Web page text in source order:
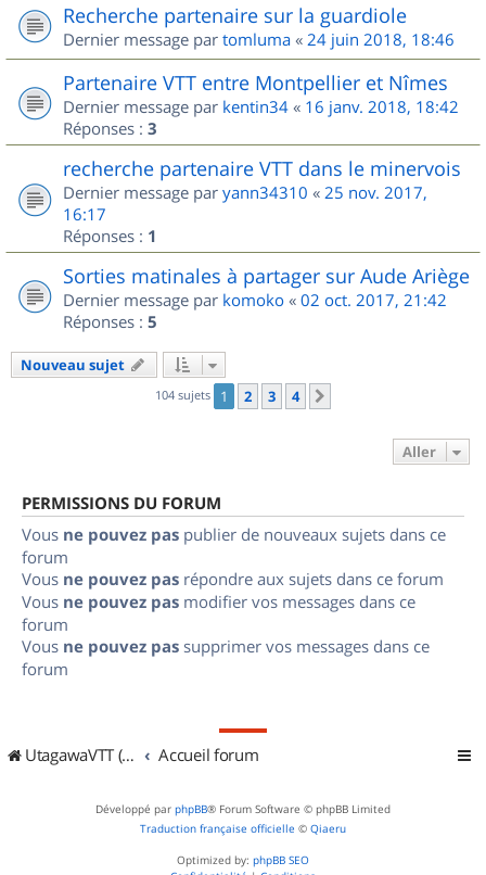
Recherche partenaire sur la guardiole
Dernier message par tomluma « 24 juin 2018, 18:46
Partenaire VTT entre Montpellier et Nîmes
Dernier message par kentin34 « 16 janv. 2018, 18:42
Réponses : 3
recherche partenaire VTT dans le minervois
Dernier message par yann34310 « 25 nov. 2017,
16:17
Réponses : 1
Sorties matinales à partager sur Aude Ariège
Dernier message par komoko « 02 oct. 2017, 21:42
Réponses : 5
Nouveau sujet
104 sujets 1 2 3 4
Aller
PERMISSIONS DU FORUM
Vous ne pouvez pas publier de nouveaux sujets dans ce
forum
Vous ne pouvez pas répondre aux sujets dans ce forum
Vous ne pouvez pas modifier vos messages dans ce
forum
Vous ne pouvez pas supprimer vos messages dans ce
forum
UtagawaVTT (Randos VTT et VTTAE avec traces GPS) Accueil forum
Développé par phpBB® Forum Software © phpBB Limited
Traduction française officielle © Qiaeru
Optimized by: phpBB SEO